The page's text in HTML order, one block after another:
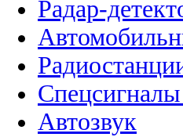
Радар-
Автозвук